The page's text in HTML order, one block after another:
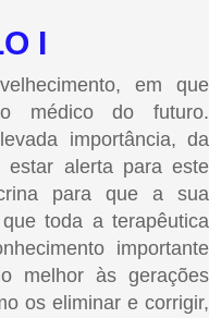
I
em que
médico do futuro.
importância, da
estar alerta para este
para que a sua
toda a terapêutica
importante
melhor às gerações
os eliminar e corrigir,